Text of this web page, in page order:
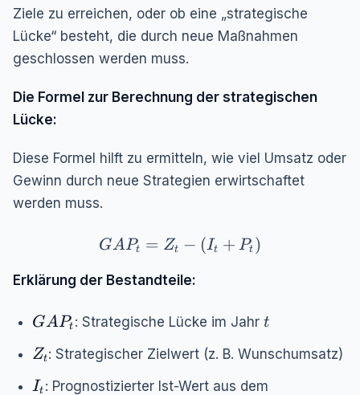
Ziele zu erreichen, oder ob eine „strategische
Lücke“ besteht, die durch neue Maßnahmen
geschlossen werden muss.
Die Formel zur Berechnung der strategischen
Lücke:
Diese Formel hilft zu ermitteln, wie viel Umsatz oder
Gewinn durch neue Strategien erwirtschaftet
werden muss.
GAP_{t} = Z_{t} - (I_{t} +
GAPt = Zt − (It + Pt )
Erklärung der Bestandteile:
GAP_{t}
GAPt : Strategische Lücke im Jahr t
t
Z_{t}
Zt: Strategischer Zielwert (z. B. Wunschumsatz)
I_{t}
It : Prognostizierter Ist-Wert aus dem